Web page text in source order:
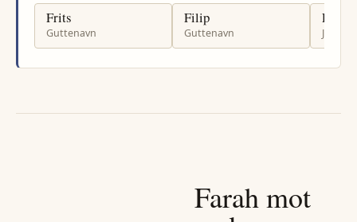
Frits
Guttenavn
Filip
Guttenavn
Frøya
Farahmot